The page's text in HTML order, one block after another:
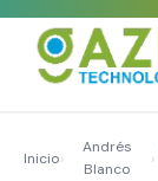
Inicio›
Andrés
Blanco
›